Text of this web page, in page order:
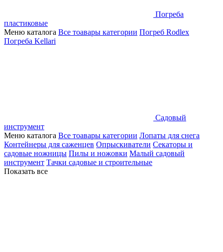
Погреба
пластиковые
Меню каталога Все тоавары категории Погреб Rodlex
Погреба Kellari
Садовый
инструмент
Меню каталога Все тоавары категории Лопаты для снега
Контейнеры для саженцев Опрыскиватели Секаторы и
садовые ножницы Пилы и ножовки Малый садовый
инструмент Тачки садовые и строительные
Показать все